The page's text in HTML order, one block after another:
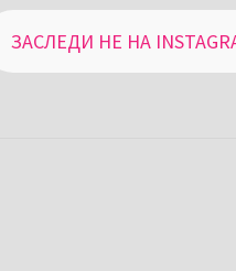
ЗАСЛЕДИ НЕ НА